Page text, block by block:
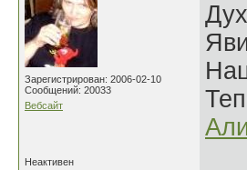
Зарегистрирован: 2006-02-10
Сообщений: 20033
Вебсайт
Неактивен